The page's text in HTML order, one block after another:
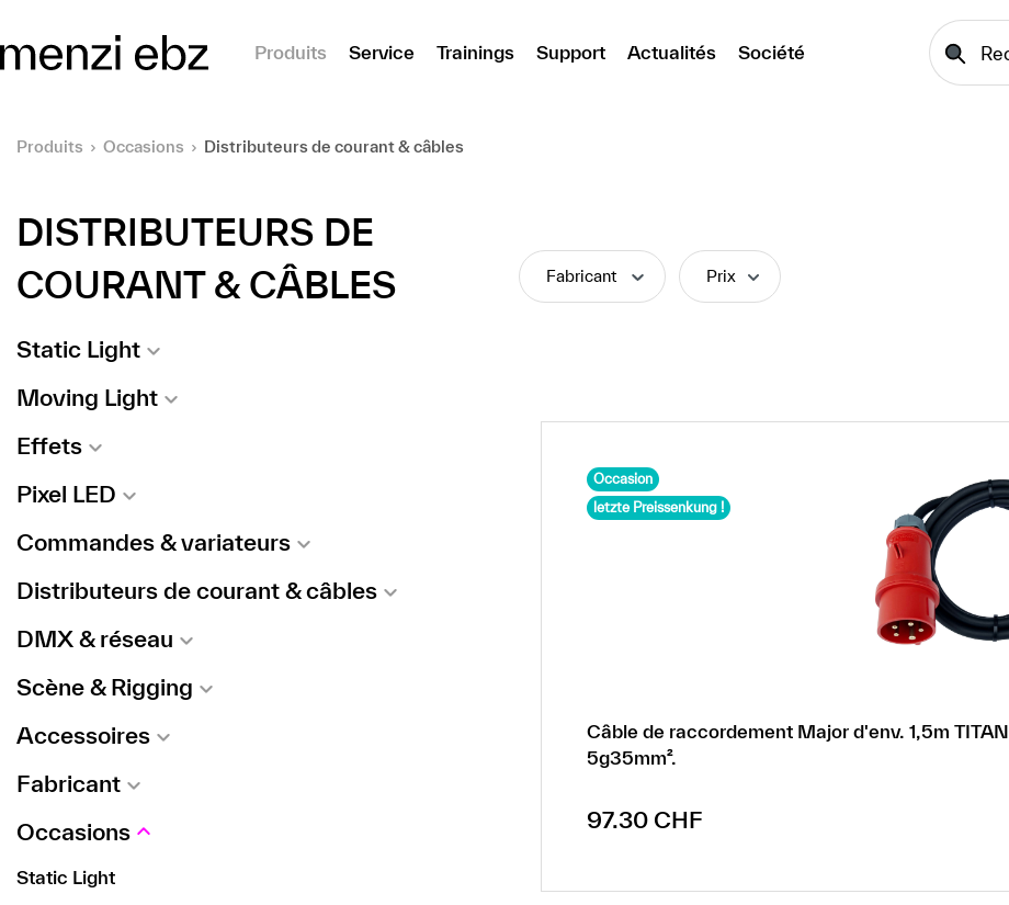
Produits
Service Trainings Support Actualités Société
Produits Occasions Distributeurs de courant & câbles
DISTRIBUTEURS DE
COURANT & CÂBLES
Static Light
Moving Light
Effets
Pixel LED
Commandes & variateurs
Distributeurs de courant & câbles
DMX & réseau
Scène & Rigging
Accessoires
Fabricant
Occasions
Static Light
Fabricant Prix
Occasion
letzte Preissenkung !
Câble de raccordement Major d'env. 1,5m
5g35mm².
Prix de vente :
97.30 CHF